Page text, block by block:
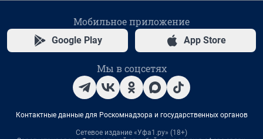
Мобильное приложение
Google Play App Store
Мы в соцсетях
Контактные данные для Роскомнадзора и государственных органов
Сетевое издание «Уфа1.ру» (18+)